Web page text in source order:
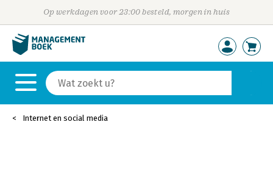
Op werkdagen voor 23:00 besteld, morgen in huis
Internet en social media